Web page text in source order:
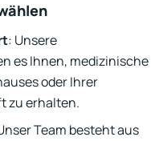
: Unsere
es Ihnen, medizinische
oder Ihrer
zu erhalten.
Team besteht aus